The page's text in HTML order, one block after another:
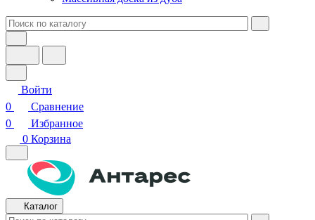
Войти
0
Сравнение
0
Избранное
0 Корзина
Каталог